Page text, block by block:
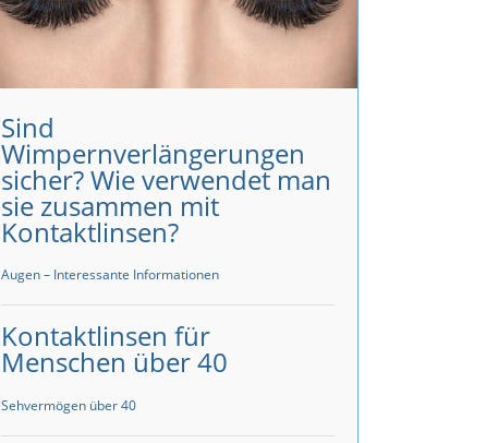
Sind
Wimpernverlängerungen
sicher? Wie verwendet man
sie zusammen mit
Kontaktlinsen?
Augen – Interessante Informationen
Kontaktlinsen für
Menschen über 40
Sehvermögen über 40